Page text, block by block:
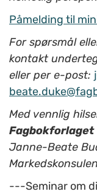
Påmelding til
For spørsmål
kontakt
eller per e-post:
Med vennlig
Fagbokforlaget
Janne-Beate
---Seminar om